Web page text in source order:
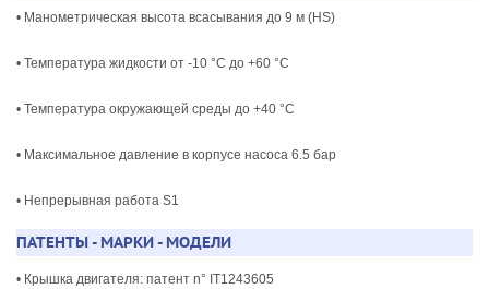
• Манометрическая высота всасывания до 9 м (HS)
• Температура жидкости от -10 °C до +60 °C
• Температура окружающей среды до +40 °C
• Максимальное давление в корпусе насоса 6.5 бар
• Непрерывная работа S1
ПАТЕНТЫ - МАРКИ - МОДЕЛИ
• Крышка двигателя: патент n° IT1243605